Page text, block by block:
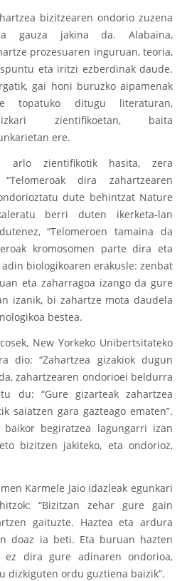
bizitzearen ondorio zuzena
gauza jakina da. Alabaina,
prozesuaren inguruan, teoria,
eta iritzi ezberdinak daude.
gai honi buruzko aipamenak
topatuko ditugu literaturan,
zientifikoetan, baita
ere.
arlo zientifikotik hasita, zera
dira zahartzearen
dute behintzat Nature
berri duten ikerketa-lan
“Telomeroen tamaina da
kromosomen parte dira eta
biologikoaren erakusle: zenbat
eta zaharragoa izango da gure
izanik, bi zahartze mota daudela
bestea.
New Yorkeko Unibertsitateko
dio: “Zahartzea gizakiok dugun
zahartzearen ondorioei beldurra
du: “Gure gizarteak zahartzea
saiatzen gara gazteago ematen”.
begiratzea lagungarri izan
bizitzen jakiteko, eta ondorioz,
Karmele Jaio idazleak egunkari
“Bizitzan zehar gure gain
gaituzte. Haztea eta ardura
doaz ia beti. Eta buruan hazten
dira gure adinaren ondorioa,
dizkiguten ordu guztiena baizik”.